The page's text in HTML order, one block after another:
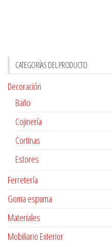
CATEGORÍAS DEL PRODUCTO
Decoración
Baño
Cojinería
Cortinas
Estores
Ferretería
Goma espuma
Materiales
Mobiliario Exterior